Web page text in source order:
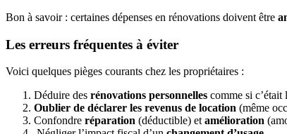
Bon à savoir : certaines dépenses en rénovations doivent être
Les erreurs fréquentes à éviter
Voici quelques pièges courants chez les propriétaires :
Déduire des rénovations personnelles comme si c’était
Oublier de déclarer les revenus de location (même
Confondre réparation (déductible) et amélioration